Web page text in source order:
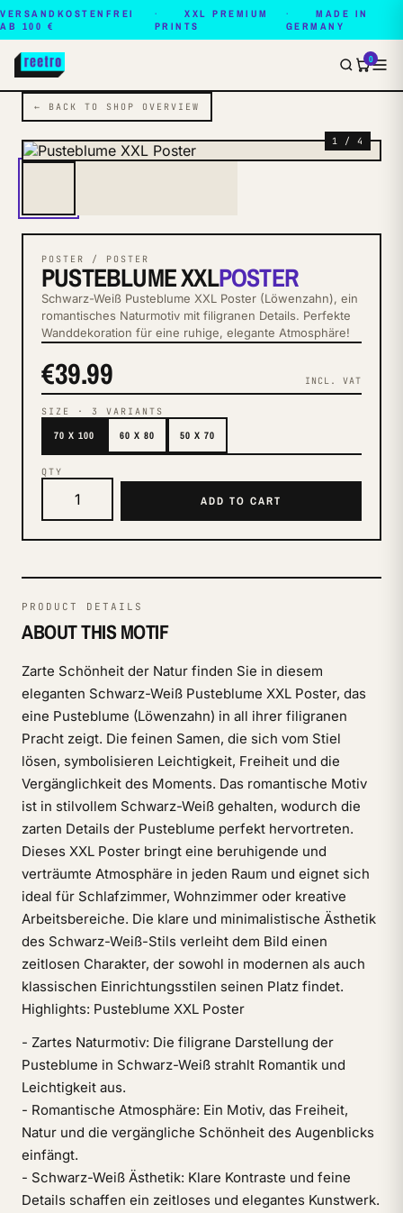
VERSANDKOSTENFREI
AB 100 €
XXL PREMIUM
PRINTS
MADE IN
GERMANY
0
← BACK TO SHOP OVERVIEW
1 / 4
POSTER / POSTER
PUSTEBLUME XXLPOSTER
Schwarz-Weiß Pusteblume XXL Poster (Löwenzahn), ein
romantisches Naturmotiv mit filigranen Details. Perfekte
Wanddekoration für eine ruhige, elegante Atmosphäre!
€39.99 INCL. VAT
SIZE · 3 VARIANTS
70 X 100 60 X 80 50 X 70
QTY
ADD TO CART
PRODUCT DETAILS
ABOUT THIS MOTIF
Zarte Schönheit der Natur finden Sie in diesem
eleganten Schwarz-Weiß Pusteblume XXL Poster, das
eine Pusteblume (Löwenzahn) in all ihrer filigranen
Pracht zeigt. Die feinen Samen, die sich vom Stiel
lösen, symbolisieren Leichtigkeit, Freiheit und die
Vergänglichkeit des Moments. Das romantische Motiv
ist in stilvollem Schwarz-Weiß gehalten, wodurch die
zarten Details der Pusteblume perfekt hervortreten.
Dieses XXL Poster bringt eine beruhigende und
verträumte Atmosphäre in jeden Raum und eignet sich
ideal für Schlafzimmer, Wohnzimmer oder kreative
Arbeitsbereiche. Die klare und minimalistische Ästhetik
des Schwarz-Weiß-Stils verleiht dem Bild einen
zeitlosen Charakter, der sowohl in modernen als auch
klassischen Einrichtungsstilen seinen Platz findet.
Highlights: Pusteblume XXL Poster
- Zartes Naturmotiv: Die filigrane Darstellung der
Pusteblume in Schwarz-Weiß strahlt Romantik und
Leichtigkeit aus.
- Romantische Atmosphäre: Ein Motiv, das Freiheit,
Natur und die vergängliche Schönheit des Augenblicks
einfängt.
- Schwarz-Weiß Ästhetik: Klare Kontraste und feine
Details schaffen ein zeitloses und elegantes Kunstwerk.